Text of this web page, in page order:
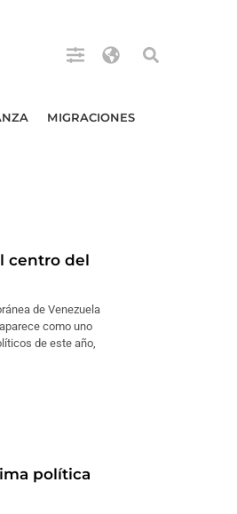
MIGRACIONES
centro del
de Venezuela
como uno
de este año,
política